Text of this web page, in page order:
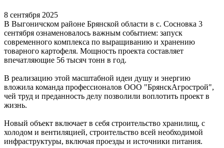
8 сентября 2025
В Выгоничском районе Брянской области в с. Сосновка 3
сентября ознаменовалось важным событием: запуск
современного комплекса по выращиванию и хранению
товарного картофеля. Мощность проекта составляет
впечатляющие 56 тысяч тонн в год.
В реализацию этой масштабной идеи душу и энергию
вложила команда профессионалов ООО "БрянскАгрострой",
чей труд и преданность делу позволили воплотить проект в
жизнь.
Новый объект включает в себя строительство хранилищ, с
холодом и вентиляцией, строительство всей необходимой
инфраструктуры, включая проезды и источники питания.